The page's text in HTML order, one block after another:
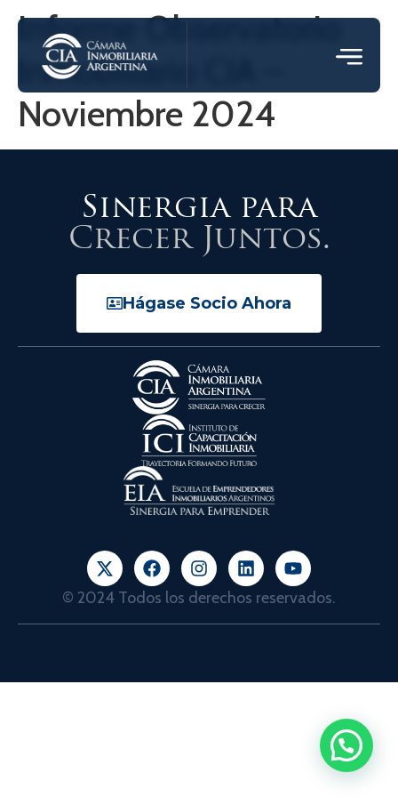
Informe Observatorio
Inmobiliario CIA –
Noviembre 2024
Sinergia para
Crecer Juntos.
Hágase Socio Ahora
© 2024 Todos los derechos reservados.